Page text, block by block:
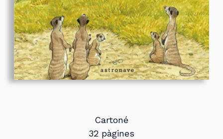
Cartoné
32 pàgines